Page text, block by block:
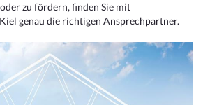
zu fördern, finden Sie mit
genau die richtigen Ansprechpartner.